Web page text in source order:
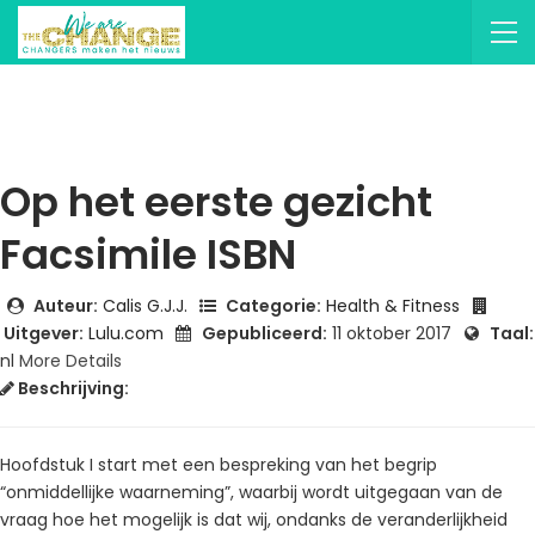
Op het eerste gezicht
Facsimile ISBN
Auteur: Calis G.J.J. Categorie: Health & Fitness
Uitgever: Lulu.com Gepubliceerd: 11 oktober 2017
Taal:
nl More Details
Beschrijving:
Hoofdstuk I start met een bespreking van het begrip
“onmiddellijke waarneming”, waarbij wordt uitgegaan van de
vraag hoe het mogelijk is dat wij, ondanks de veranderlijkheid